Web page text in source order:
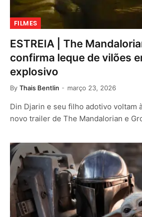
FILMES
ESTREIA | The
confirma leque de vilões
explosivo
By Thais Bentlin março 23, 2026
Din Djarin e seu filho adotivo voltam
novo trailer de The Mandalorian e